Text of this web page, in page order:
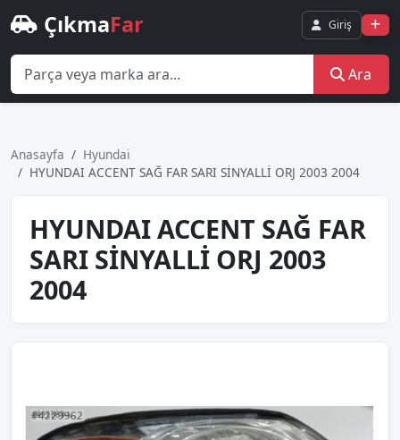
ÇıkmaFar Giriş
Ara
Anasayfa
Hyundai
HYUNDAI ACCENT SAĞ FAR SARI SİNYALLİ ORJ 2003 2004
HYUNDAI ACCENT SAĞ FAR
SARI SİNYALLİ ORJ 2003
2004